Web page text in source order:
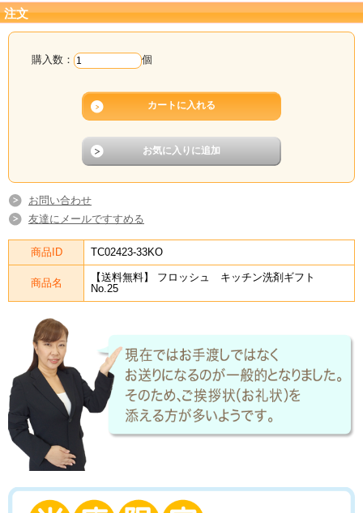
その他
注文
購入数： 個
お問い合わせ
友達にメールですすめる
商品ID TC02423-33KO
商品名
【送料無料】 フロッシュ キッチン洗剤ギフト
No.25